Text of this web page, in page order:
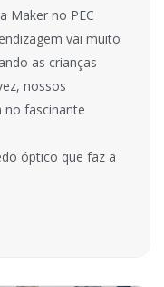
Maker no PEC
vai muito
as crianças
nossos
no fascinante
óptico que faz a